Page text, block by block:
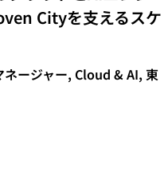
Cityを支えるスケ
ージャー, Cloud & AI, 東